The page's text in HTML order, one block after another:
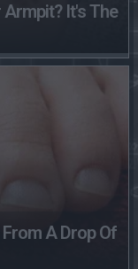
Armpit? It's The
A Drop Of